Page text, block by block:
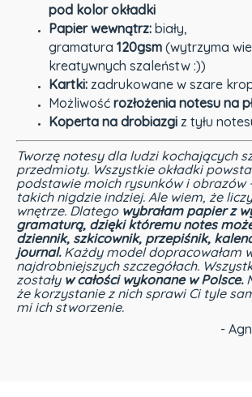
pod kolor okładki
Papier wewnątrz: biały,
gramatura 120gsm(wytrzyma
kreatywnych szaleństw :))
Kartki:zadrukowane w szare
Możliwość rozłożenia notesu na
Koperta na drobiazgiz tyłu
Tworzę notesy dla ludzi kochających
przedmioty. Wszystkie okładki
podstawie moich rysunków i obrazów
takich nigdzie indziej. Ale wiem, że
wnętrze. Dlatego wybrałam papier z
gramaturą, dzięki któremu notes
dziennik, szkicownik, przepiśnik,
journal. Każdy model dopracowałam
najdrobniejszych szczegółach.
zostały w całości wykonane w Polsce.
że korzystanie z nich sprawi Ci tyle
mi ich stworzenie.
-